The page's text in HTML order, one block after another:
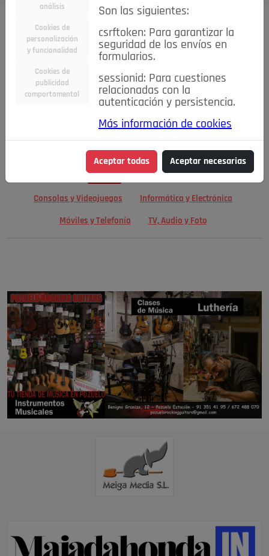
TODAS Deporte Bicicletas Deportes y Ocio
Electrodomésticos
Niños y Bebés Inmobiliaria Construcción y Reformas
Moda Accesorios Ropa Motor
Motor y Accesorios Motos Ocio
Cine, Libros y Música Coleccionismo Otros Otros
Empleo Servicios Tecnología
Consolas y Videojuegos Informática y Electrónica
Móviles y Telefonía TV, Audio y Foto
análisis
Cookies de
personalización
y funcionalidad
Cookies de
publicidad
comportamental
Son las siguientes:
csrftoken: Para garantizar la
seguridad de los envíos en
formularios.
sessionid: Para cuestiones
relacionadas con la
autenticación y persistencia.
Más información de cookies
Aceptar todas Aceptar necesarias